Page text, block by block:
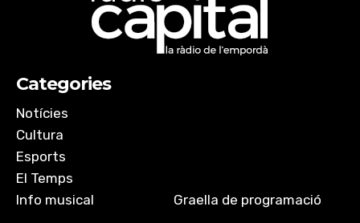
Categories
Notícies
Cultura
Esports
El Temps
Info musical
Graella de programació